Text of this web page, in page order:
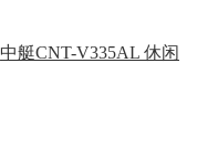
中艇CNT-V335AL 休闲